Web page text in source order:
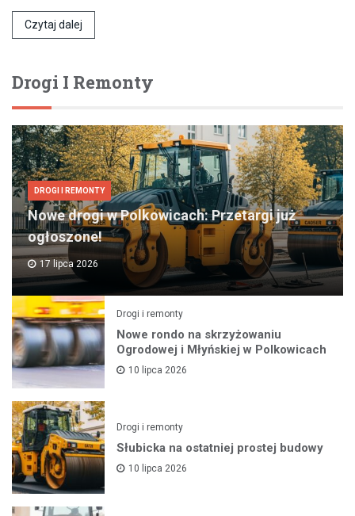
Czytaj dalej
Drogi I Remonty
DROGI I REMONTY
Nowe drogi w Polkowicach: Przetargi już
ogłoszone!
17 lipca 2026
Drogi i remonty
Nowe rondo na skrzyżowaniu
Ogrodowej i Młyńskiej w Polkowicach
10 lipca 2026
Drogi i remonty
Słubicka na ostatniej prostej budowy
10 lipca 2026